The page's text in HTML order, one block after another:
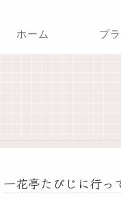
ホーム プ
一花亭たびじに行っ